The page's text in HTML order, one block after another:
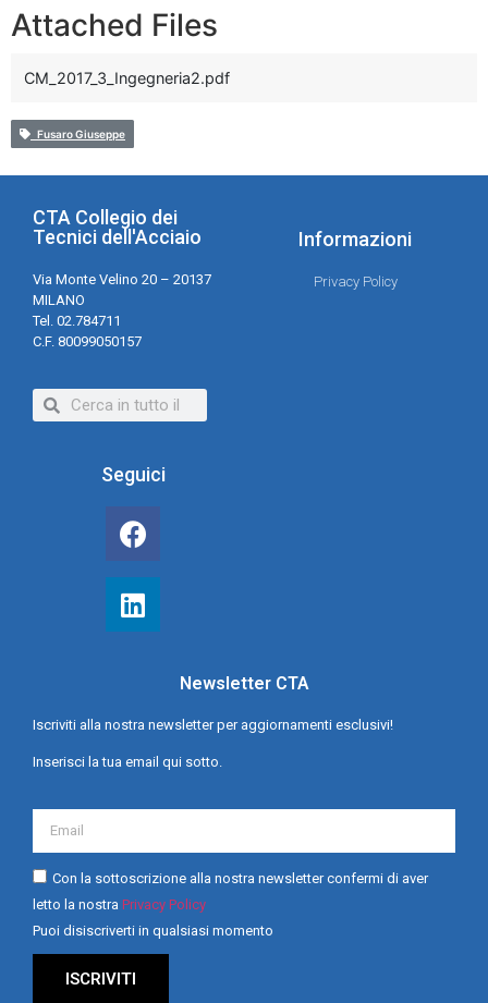
Attached Files
CM_2017_3_Ingegneria2.pdf
Fusaro Giuseppe
CTA Collegio dei
Tecnici dell'Acciaio
Via Monte Velino 20 – 20137
MILANO
Tel. 02.784711
C.F. 80099050157
Informazioni
Privacy Policy
Seguici
Newsletter CTA
Iscriviti alla nostra newsletter per aggiornamenti esclusivi!
Inserisci la tua email qui sotto.
Con la sottoscrizione alla nostra newsletter confermi di aver
letto la nostra Privacy Policy
Puoi disiscriverti in qualsiasi momento
ISCRIVITI